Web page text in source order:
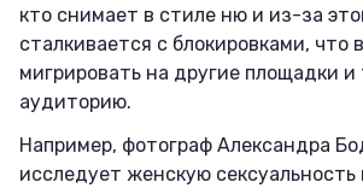
кто снимает в стиле ню и из-за
сталкивается с блокировками, что
мигрировать на другие площадки и
аудиторию.
Например, фотограф Александра
исследует женскую сексуальность